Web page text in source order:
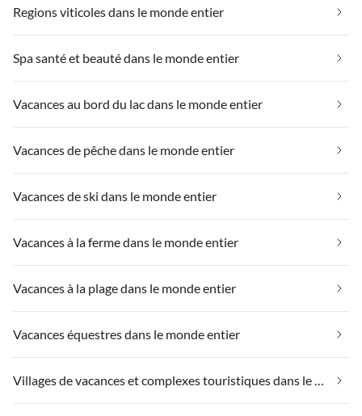
Regions viticoles dans le monde entier
Spa santé et beauté dans le monde entier
Vacances au bord du lac dans le monde entier
Vacances de pêche dans le monde entier
Vacances de ski dans le monde entier
Vacances à la ferme dans le monde entier
Vacances à la plage dans le monde entier
Vacances équestres dans le monde entier